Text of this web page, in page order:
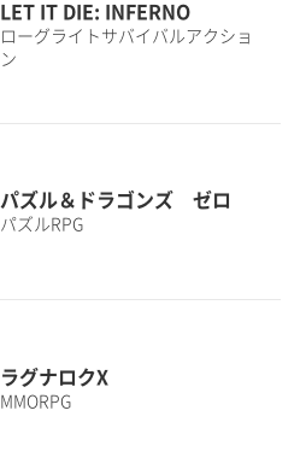
LET IT DIE: INFERNO
ローグライトサバイバルアクショ
ン
パズル＆ドラゴンズ ゼロ
パズルRPG
ラグナロクX
MMORPG